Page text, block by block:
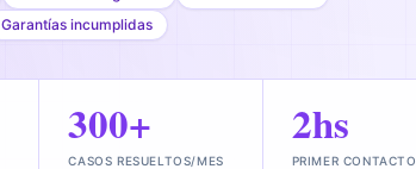
Garantías incumplidas
300+
CASOS RESUELTOS/MES
2hs
PRIMER CONTACTO